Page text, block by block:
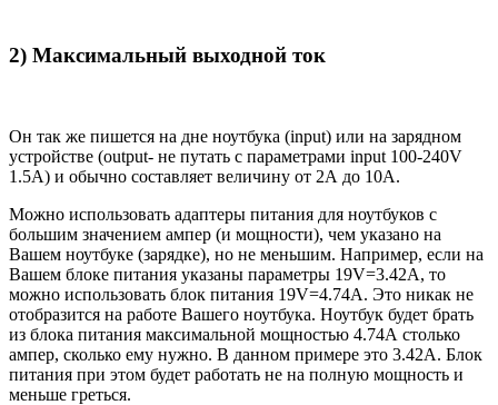
2) Максимальный выходной ток
Он так же пишется на дне ноутбука (input) или на зарядном
устройстве (output- не путать с параметрами input 100-240V
1.5A) и обычно составляет величину от 2А до 10A.
Можно использовать адаптеры питания для ноутбуков с
большим значением ампер (и мощности), чем указано на
Вашем ноутбуке (зарядке), но не меньшим. Например, если на
Вашем блоке питания указаны параметры 19V=3.42A, то
можно использовать блок питания 19V=4.74A. Это никак не
отобразится на работе Вашего ноутбука. Ноутбук будет брать
из блока питания максимальной мощностью 4.74А столько
ампер, сколько ему нужно. В данном примере это 3.42А. Блок
питания при этом будет работать не на полную мощность и
меньше греться.